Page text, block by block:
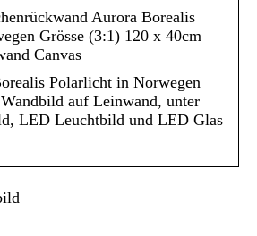
Aurora Borealis
Grösse (3:1) 120 x 40cm
Canvas
Polarlicht in Norwegen
auf Leinwand, unter
LED Leuchtbild und LED Glas